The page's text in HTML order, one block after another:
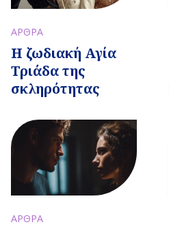
ΑΡΘΡΑ
Η ζωδιακή Αγία
Τριάδα της
σκληρότητας
ΑΡΘΡΑ